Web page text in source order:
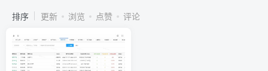
排序 更新 浏览 点赞 评论